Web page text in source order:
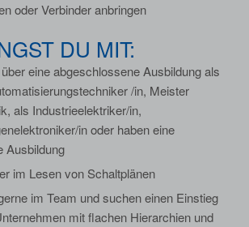
oder Verbinder anbringen
DU MIT:
eine abgeschlossene Ausbildung als
/in, Meister
als Industrieelektriker/in,
in oder haben eine
Ausbildung
im Lesen von Schaltplänen
im Team und suchen einen Einstieg
mit flachen Hierarchien und